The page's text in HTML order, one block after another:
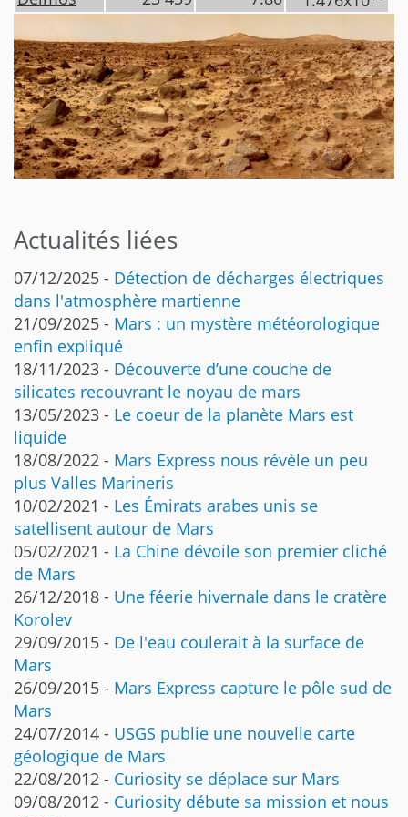
Actualités liées
07/12/2025 - Détection de décharges électriques
dans l'atmosphère martienne
21/09/2025 - Mars : un mystère météorologique
enfin expliqué
18/11/2023 - Découverte d’une couche de
silicates recouvrant le noyau de mars
13/05/2023 - Le coeur de la planète Mars est
liquide
18/08/2022 - Mars Express nous révèle un peu
plus Valles Marineris
10/02/2021 - Les Émirats arabes unis se
satellisent autour de Mars
05/02/2021 - La Chine dévoile son premier cliché
de Mars
26/12/2018 - Une féerie hivernale dans le cratère
Korolev
29/09/2015 - De l'eau coulerait à la surface de
Mars
26/09/2015 - Mars Express capture le pôle sud de
Mars
24/07/2014 - USGS publie une nouvelle carte
géologique de Mars
22/08/2012 - Curiosity se déplace sur Mars
09/08/2012 - Curiosity débute sa mission et nous